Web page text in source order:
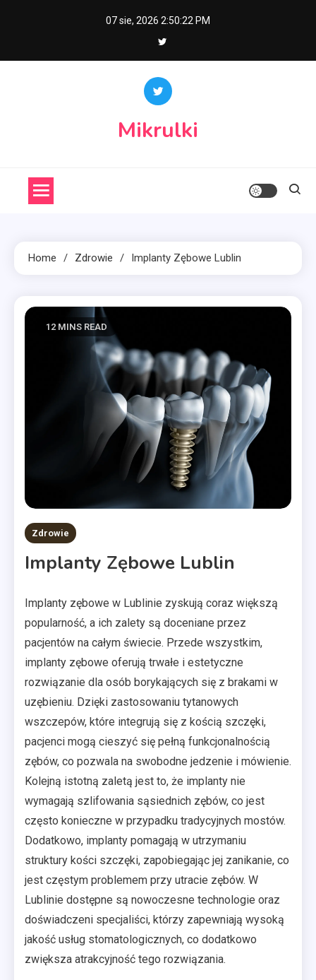
07 sie, 2026 2:50:23 PM
Mikrulki
Home Zdrowie Implanty Zębowe Lublin
12 MINS READ
Zdrowie
Implanty Zębowe Lublin
Implanty zębowe w Lublinie zyskują coraz większą
popularność, a ich zalety są doceniane przez
pacjentów na całym świecie. Przede wszystkim,
implanty zębowe oferują trwałe i estetyczne
rozwiązanie dla osób borykających się z brakami w
uzębieniu. Dzięki zastosowaniu tytanowych
wszczepów, które integrują się z kością szczęki,
pacjenci mogą cieszyć się pełną funkcjonalnością
zębów, co pozwala na swobodne jedzenie i mówienie.
Kolejną istotną zaletą jest to, że implanty nie
wymagają szlifowania sąsiednich zębów, co jest
często konieczne w przypadku tradycyjnych mostów.
Dodatkowo, implanty pomagają w utrzymaniu
struktury kości szczęki, zapobiegając jej zanikanie, co
jest częstym problemem przy utracie zębów. W
Lublinie dostępne są nowoczesne technologie oraz
doświadczeni specjaliści, którzy zapewniają wysoką
jakość usług stomatologicznych, co dodatkowo
zwiększa atrakcyjność tego rozwiązania.